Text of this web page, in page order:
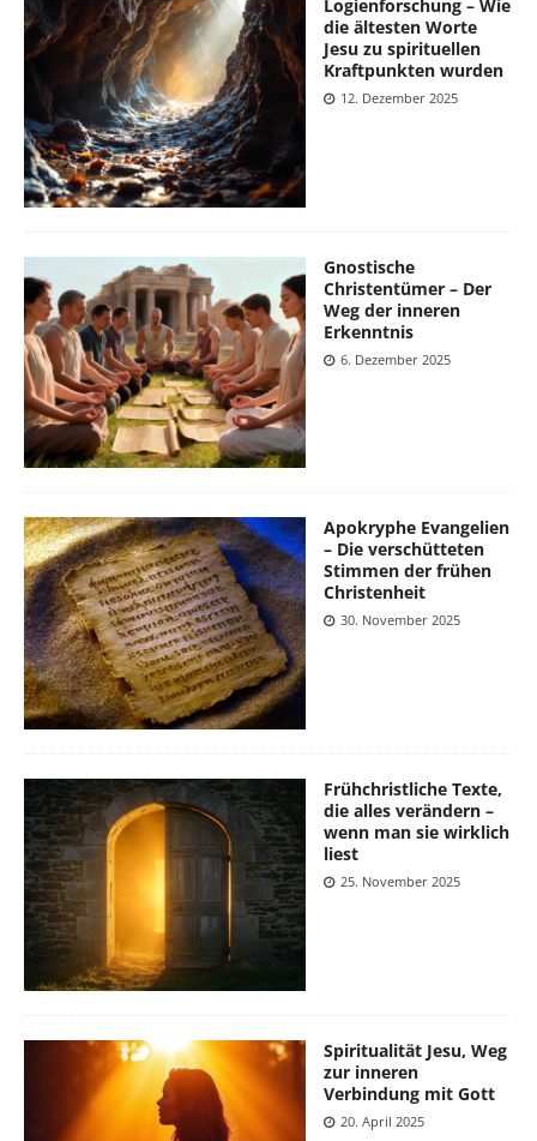
Logienforschung – Wie
die ältesten Worte
Jesu zu spirituellen
Kraftpunkten wurden
12. Dezember 2025
Gnostische
Christentümer – Der
Weg der inneren
Erkenntnis
6. Dezember 2025
Apokryphe Evangelien
– Die verschütteten
Stimmen der frühen
Christenheit
30. November 2025
Frühchristliche Texte,
die alles verändern –
wenn man sie wirklich
liest
25. November 2025
Spiritualität Jesu, Weg
zur inneren
Verbindung mit Gott
20. April 2025